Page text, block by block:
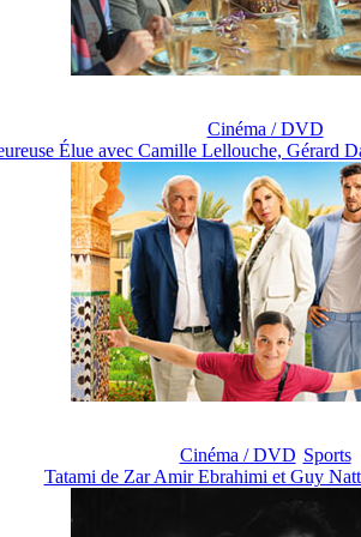
Cinéma / DVD
Élue avec Camille Lellouche, Gérard
Cinéma / DVD Sports
Tatami de Zar Amir Ebrahimi et Guy